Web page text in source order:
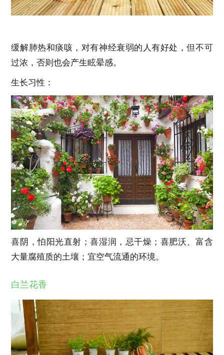
缓解肺热和痰咳，对有神经衰弱的人有好处，但不可
过浓，否则也会产生眩晕感。
生长习性：
喜阴，怕阳光直射；喜湿润，忌干燥；喜肥沃、富含
大量腐殖质的土壤；宜空气流通的环境。
白兰花香